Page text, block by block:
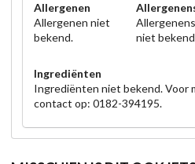
Allergenen
Allergenen niet
bekend.
niet
Ingrediënten
Ingrediënten niet bekend. Voor
contact op: 0182-394195.